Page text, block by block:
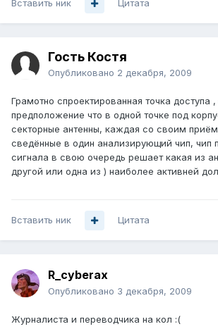
Вставить ник Цитата
Гость Костя
Опубликовано 2 декабря, 2009
Грамотно спроектированная точка доступа ,
предположение что в одной точке под
секторные антенны, каждая со своим
сведённые в один анализирующий чип, чип
сигнала в свою очередь решает какая из
другой или одна из ) наиболее активней
Вставить ник Цитата
R_cyberax
Опубликовано 3 декабря, 2009
Журналиста и переводчика на кол :(